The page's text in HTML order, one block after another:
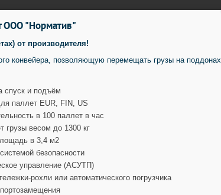
ООО "Норматив"
от производителя!
конвейера, позволяющую перемещать грузы на поддонах
спуск и подъём
паллет EUR, FIN, US
в 100 паллет в час
грузы весом до 1300 кг
в 3,4 м2
безопасности
управление (АСУТП)
рохли или автоматического погрузчика